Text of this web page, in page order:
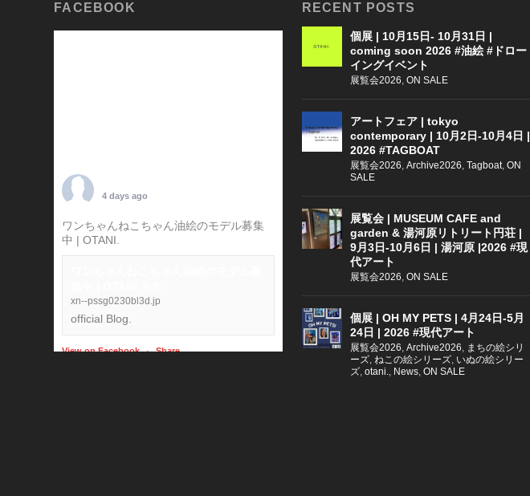
FACEBOOK
4 days ago
ワンちゃんねこちゃん油絵のモデル募集
中 | OTANI.
xn--pssg0230bl3d.jp
official Blog.
View on Facebook · Share
RECENT POSTS
個展 | 10月15日- 10月31日 |
coming soon 2026 #油絵 #ドロー
イングイベント
展覧会2026, ON SALE
アートフェア | tokyo
contemporary | 10月2日-10月4日 |
2026 #TAGBOAT
展覧会2026, Archive2026, Tagboat, ON
SALE
展覧会 | MUSEUM CAFE and
garden & 湯河原リトリート円荘 |
9月3日-10月6日 | 湯河原 |2026 #現
代アート
展覧会2026, ON SALE
個展 | OH MY PETS | 4月24日-5月
24日 | 2026 #現代アート
展覧会2026, Archive2026, まちの絵シリ
ーズ, ねこの絵シリーズ, いぬの絵シリー
ズ, otani., News, ON SALE